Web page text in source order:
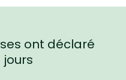
ont déclaré
jours